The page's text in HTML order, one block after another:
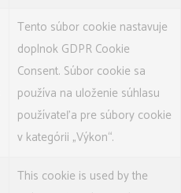
Tento súbor cookie nastavuje
doplnok GDPR Cookie
Consent. Súbor cookie sa
používa na uloženie súhlasu
používateľa pre súbory cookie
v kategórii „Výkon“.
This cookie is used by the